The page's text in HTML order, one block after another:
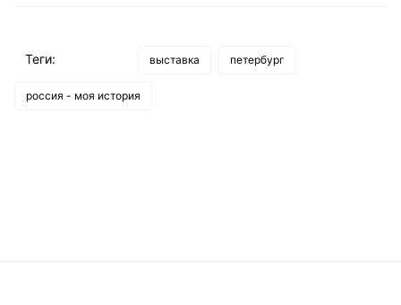
Теги: выставка петербург
россия - моя история